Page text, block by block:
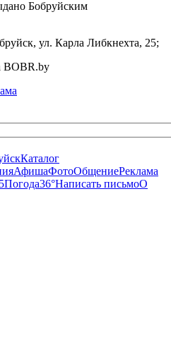
Бобруйским
ул. Карла Либкнехта, 25;
BOBR.by
Каталог
АфишаФотоОбщениеРеклама
Погода36°Написать письмоО